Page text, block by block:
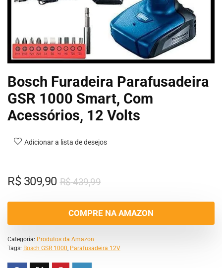
Bosch Furadeira Parafusadeira
GSR 1000 Smart, Com
Acessórios, 12 Volts
Adicionar a lista de desejos
R$439,99
R$309,90
COMPRE NA AMAZON
Categoria: Produtos da Amazon
Tags: Bosch GSR 1000, Parafusadeira 12V